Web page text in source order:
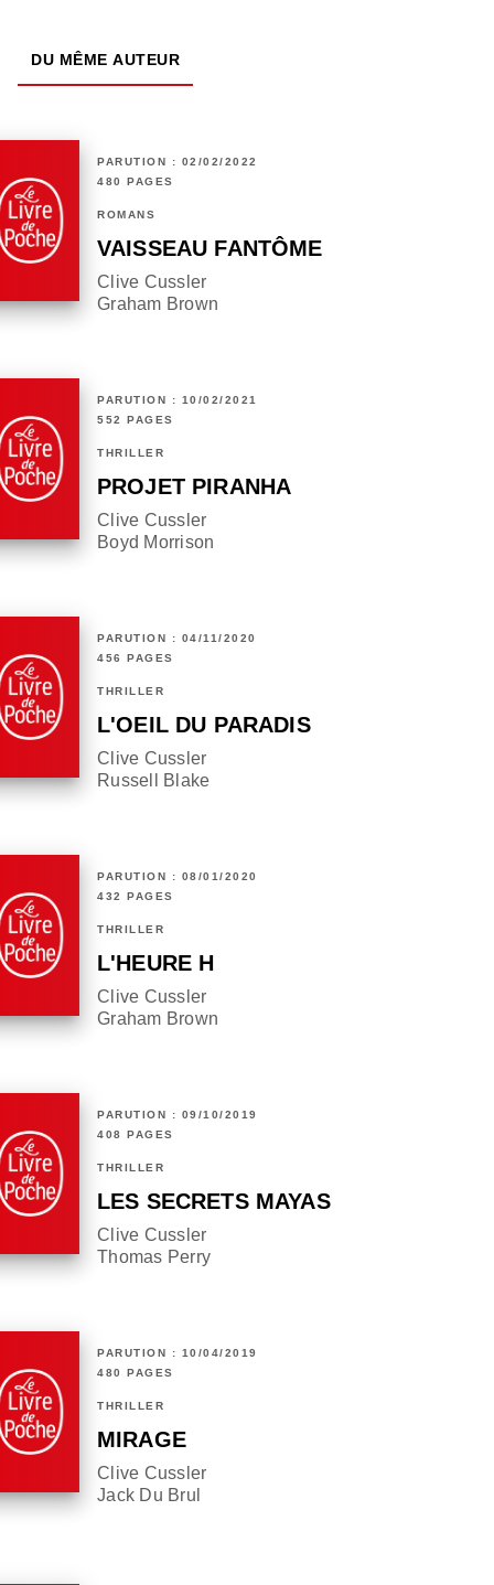
DU MÊME AUTEUR
PARUTION : 02/02/2022
480 PAGES
ROMANS
VAISSEAU FANTÔME
Clive Cussler
Graham Brown
PARUTION : 10/02/2021
552 PAGES
THRILLER
PROJET PIRANHA
Clive Cussler
Boyd Morrison
PARUTION : 04/11/2020
456 PAGES
THRILLER
L'OEIL DU PARADIS
Clive Cussler
Russell Blake
PARUTION : 08/01/2020
432 PAGES
THRILLER
L'HEURE H
Clive Cussler
Graham Brown
PARUTION : 09/10/2019
408 PAGES
THRILLER
LES SECRETS MAYAS
Clive Cussler
Thomas Perry
PARUTION : 10/04/2019
480 PAGES
THRILLER
MIRAGE
Clive Cussler
Jack Du Brul